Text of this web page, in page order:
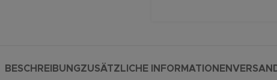
BESCHREIBUNGZUSÄTZLICHE INFORMATIONEN